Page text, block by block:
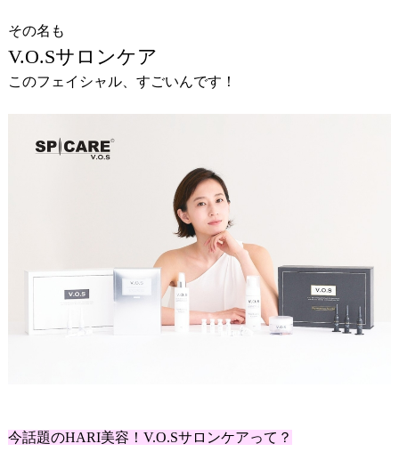
その名も
V.O.Sサロンケア
このフェイシャル、すごいんです！
今話題のHARI美容！V.O.Sサロンケアって？